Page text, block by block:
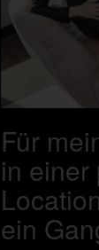
Für
in einer
ein